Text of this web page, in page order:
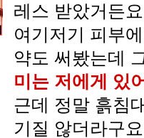
레스 받았거든
여기저기 피부
약도 써봤는데
미는 저에게 있
근데 정말 흙침
기질 않더라구